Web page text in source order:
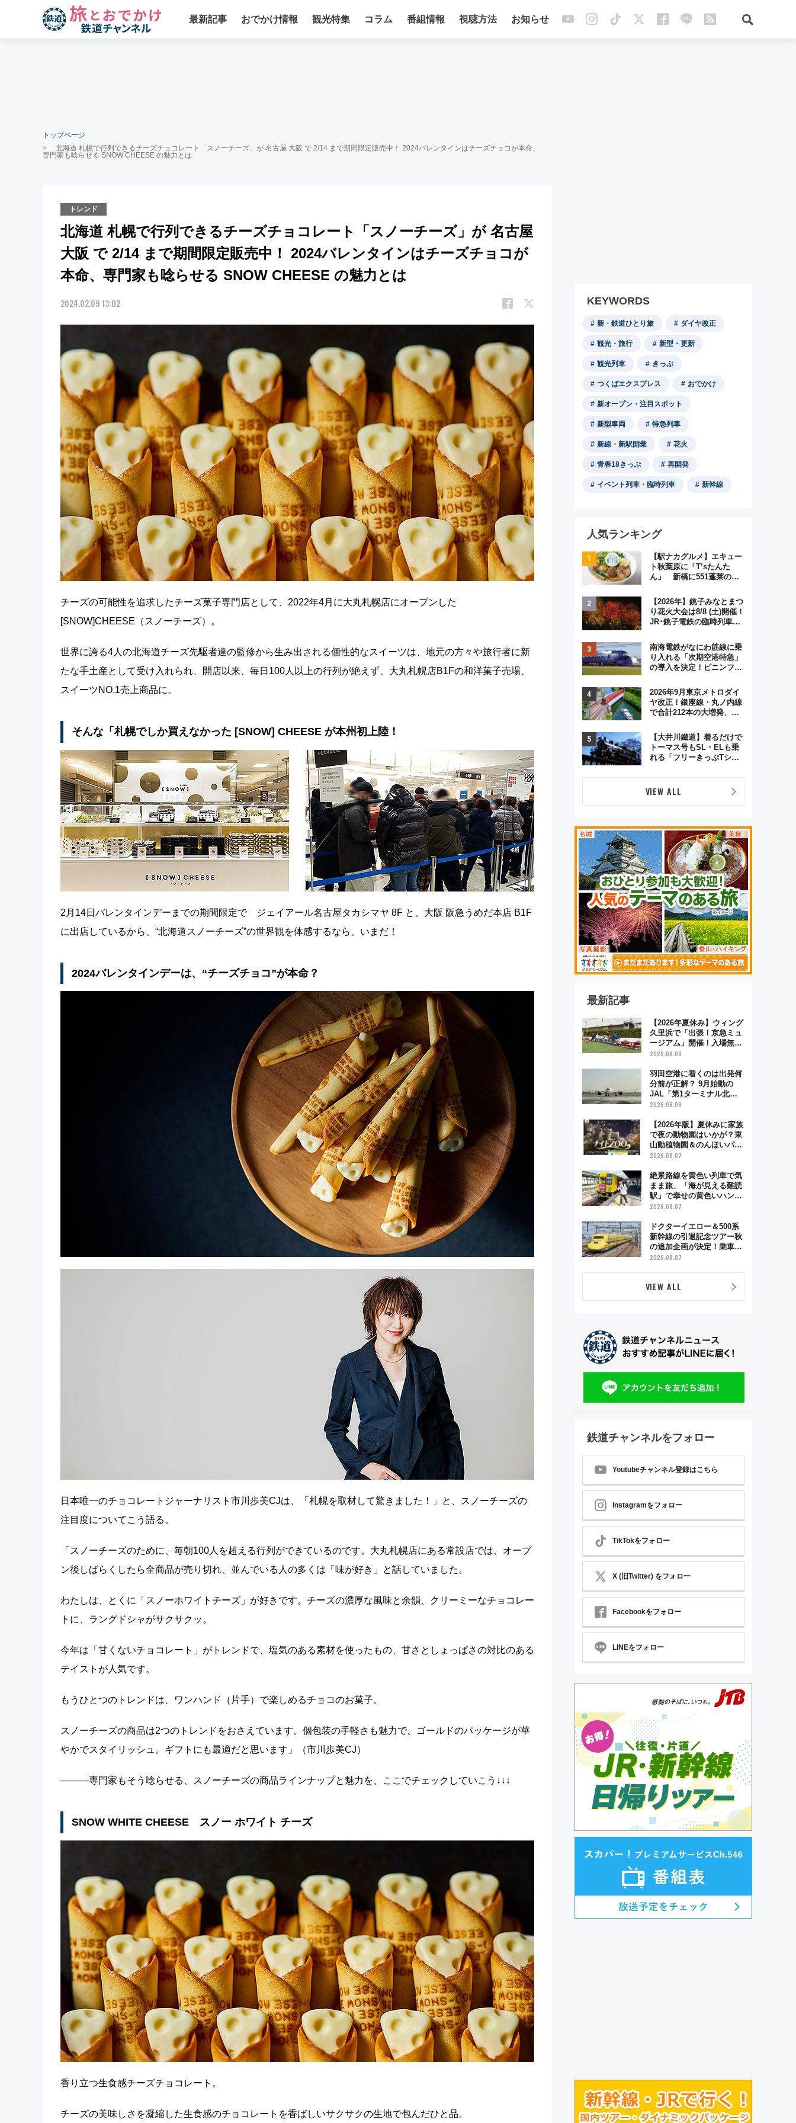
最新記事 おでかけ情報 観光特集 コラム 番組情報 視聴方法 お知らせ
トップページ
北海道 札幌で行列できるチーズチョコレート「スノーチーズ」が 名古屋 大阪 で 2/14 まで期間限定販売中！ 2024バレンタインはチーズチョコが本命、
専門家も唸らせる SNOW CHEESE の魅力とは
トレンド
北海道 札幌で行列できるチーズチョコレート「スノーチーズ」が 名古屋
大阪 で 2/14 まで期間限定販売中！ 2024バレンタインはチーズチョコが
本命、専門家も唸らせる SNOW CHEESE の魅力とは
2024.02.09 13:02
チーズの可能性を追求したチーズ菓子専門店として、2022年4月に大丸札幌店にオープンした
[SNOW]CHEESE（スノーチーズ）。
世界に誇る4人の北海道チーズ先駆者達の監修から生み出される個性的なスイーツは、地元の方々や旅行者に新
たな手土産として受け入れられ、開店以来、毎日100人以上の行列が絶えず、大丸札幌店B1Fの和洋菓子売場、
スイーツNO.1売上商品に。
そんな「札幌でしか買えなかった [SNOW] CHEESE が本州初上陸！
2月14日バレンタインデーまでの期間限定で ジェイアール名古屋タカシマヤ 8F と、大阪 阪急うめだ本店 B1F
に出店しているから、“北海道スノーチーズ”の世界観を体感するなら、いまだ！
2024バレンタインデーは、“チーズチョコ”が本命？
日本唯一のチョコレートジャーナリスト市川歩美CJは、「札幌を取材して驚きました！」と、スノーチーズの
注目度についてこう語る。
「スノーチーズのために、毎朝100人を超える行列ができているのです。大丸札幌店にある常設店では、オープ
ン後しばらくしたら全商品が売り切れ、並んでいる人の多くは「味が好き」と話していました。
わたしは、とくに「スノーホワイトチーズ」が好きです。チーズの濃厚な風味と余韻、クリーミーなチョコレー
トに、ラングドシャがサクサクッ。
今年は「甘くないチョコレート」がトレンドで、塩気のある素材を使ったもの、甘さとしょっぱさの対比のある
テイストが人気です。
もうひとつのトレンドは、ワンハンド（片手）で楽しめるチョコのお菓子。
スノーチーズの商品は2つのトレンドをおさえています。個包装の手軽さも魅力で、ゴールドのパッケージが華
やかでスタイリッシュ。ギフトにも最適だと思います」（市川歩美CJ）
―――専門家もそう唸らせる、スノーチーズの商品ラインナップと魅力を、ここでチェックしていこう↓↓↓
SNOW WHITE CHEESE スノー ホワイト チーズ
香り立つ生食感チーズチョコレート。
チーズの美味しさを凝縮した生食感のチョコレートを香ばしいサクサクの生地で包んだひと品。
KEYWORDS
新・鉄道ひとり旅 ダイヤ改正
観光・旅行 新型・更新
観光列車 きっぷ
つくばエクスプレス おでかけ
新オープン・注目スポット
新型車両 特急列車
新線・新駅開業 花火
青春18きっぷ 再開発
イベント列車・臨時列車 新幹線
人気ランキング
【駅ナカグルメ】エキュー
ト秋葉原に「T’sたんた
ん」 新橋に551蓬莱の
オムライス専門店「肉とた
まご」新グルメ続々登場！
【2026年8月】
【2026年】銚子みなとまつ
り花火大会は8/8 (土)開催！
JR･銚子電鉄の臨時列車や
く8,000発の大迫力＆屋台
を満喫
南海電鉄がなにわ筋線に乗
り入れる「次期空港特急」
の導入を決定！ピニンファ
デザイン
2026年9月東京メトロダイ
ヤ改正！銀座線・丸ノ内線
で合計212本の大増発、混
【大井川鐵道】着るだけで
トーマス号もSL・ELも乗
れる「フリーきっぷTシャ
VIEW ALL
最新記事
【2026年夏休み】ウィング
久里浜で「出張！京急ミュ
ージアム」開催！入場無料
でスタンプラリーや子ども
2026.08.08
羽田空港に着くのは出発何
分前が正解？ 9月始動の
JAL「第1ターミナル北側
サテライト」は徒歩1キロ
点まとめ
2026.08.08
【2026年版】夏休みに家族
で夜の動物園はいかが？東
山動植物園＆のんほいパー
ク「ナイトZOO」開催情報
2026.08.07
絶景路線を黄色い列車で気
まま旅、「海が見える難読
駅」で幸せの黄色いハンカ
チに願いを 「新・鉄道ひ
「島原鉄道」
2026.08.07
ドクターイエロー＆500系
新幹線の引退記念ツアー秋
の追加企画が決定！乗車体
験やグッズ・ホテル情報ま
2026.08.07
VIEW ALL
鉄道チャンネルをフォロー
Youtubeチャンネル登録はこちら
Instagramをフォロー
TikTokをフォロー
X (旧Twitter) をフォロー
Facebookをフォロー
LINEをフォロー